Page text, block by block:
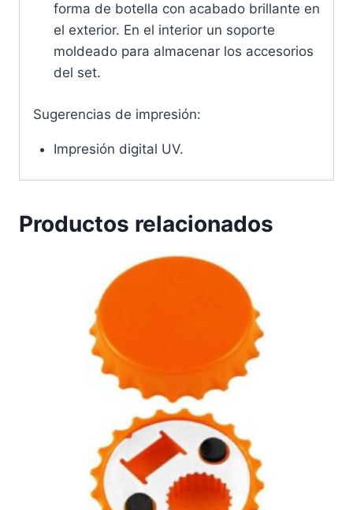
forma de botella con acabado brillante en
el exterior. En el interior un soporte
moldeado para almacenar los accesorios
del set.
Sugerencias de impresión:
Impresión digital UV.
Productos relacionados